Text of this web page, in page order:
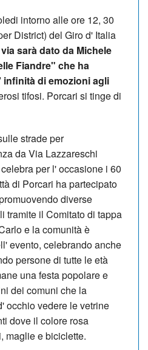
intorno alle ore 12, 30
District) del Giro d' Italia
via sarà dato da Michele
Fiandre" che ha
di emozioni agli
tifosi. Porcari si tinge di
strade per
da Via Lazzareschi
per l' occasione i 60
di Porcari ha partecipato
diverse
tramite il Comitato di tappa
e la comunità è
evento, celebrando anche
persone di tutte le età
una festa popolare e
dei comuni che la
occhio vedere le vetrine
dove il colore rosa
maglie e biciclette.